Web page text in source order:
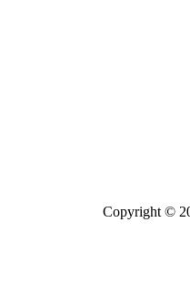
Copyright ©